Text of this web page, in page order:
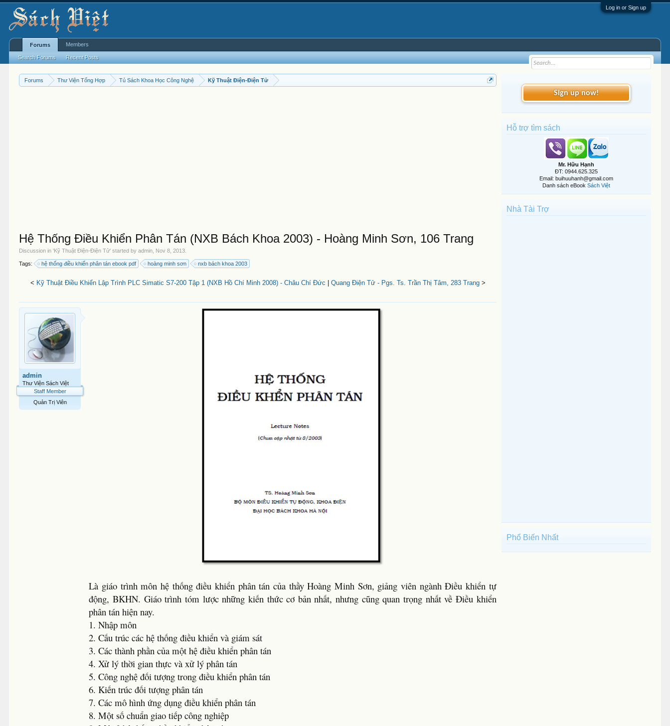
Log in or Sign up
Forums Thư Viện Tổng Hợp Tủ Sách Khoa Học Công Nghệ Kỹ Thuật Điện-Điện Tử
Hệ Thống Điều Khiển Phân Tán (NXB Bách Khoa 2003) - Hoàng Minh Sơn, 106 Trang
Discussion in 'Kỹ Thuật Điện-Điện Tử' started byadmin Nov 8, 2013
Tags: hệ thống điều khiển phân tán ebook pdf hoàng minh sơn nxb bách khoa 2003
< Kỹ Thuật Điều Khiển Lập Trình PLC Simatic S7-200 Tập 1 (NXB Hồ Chí Minh 2008) - Châu Chí Đức Quang Điện Tử - Pgs. Ts. Trần Thị Tâm, 283 Trang>
admin
Thư Viện Sách Việt
Staff Member
Quản Trị Viên
Là giáo trình môn hệ thống điều khiển phân tán của thầy Hoàng Minh Sơn, giảng viên ngành Điều khiển tự
động, BKHN. Giáo trình tóm lược những kiến thức cơ bản nhất, nhưng cũng quan trọng nhất về Điều khiển
phân tán hiện nay.
1. Nhập môn
2. Cấu trúc các hệ thống điều khiển và giám sát
3. Các thành phần của một hệ điều khiển phân tán
4. Xử lý thời gian thực và xử lý phân tán
5. Công nghệ đối tượng trong điều khiển phân tán
6. Kiến trúc đối tượng phân tán
7. Các mô hình ứng dụng điều khiển phân tán
8. Một số chuẩn giao tiếp công nghiệp
Sign up now!
Hỗ trợ tìm sách
Mr. Hữu Hạnh
ĐT: 0944.625.325
Email: buihuuhanh@gmail.com
Danh sách eBook Sách Việt
Nhà Tài Trợ
Phổ Biến Nhất
Forums
Search Forums Recent Posts
Members